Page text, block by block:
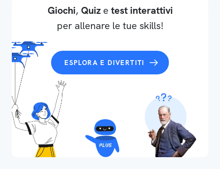
Giochi, Quize test interattivi
per allenare le tue skills!
ESPLORA E DIVERTITI